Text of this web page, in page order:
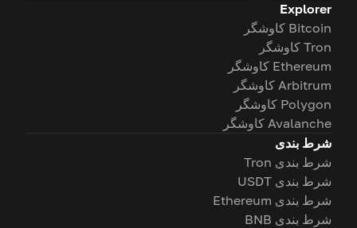
Explorer
Bitcoin کاوشگر
Tron کاوشگر
Ethereum کاوشگر
Arbitrum کاوشگر
Polygon کاوشگر
Avalanche کاوشگر
شرط بندی
شرط بندی Tron
شرط بندی USDT
شرط بندی Ethereum
شرط بندی BNB